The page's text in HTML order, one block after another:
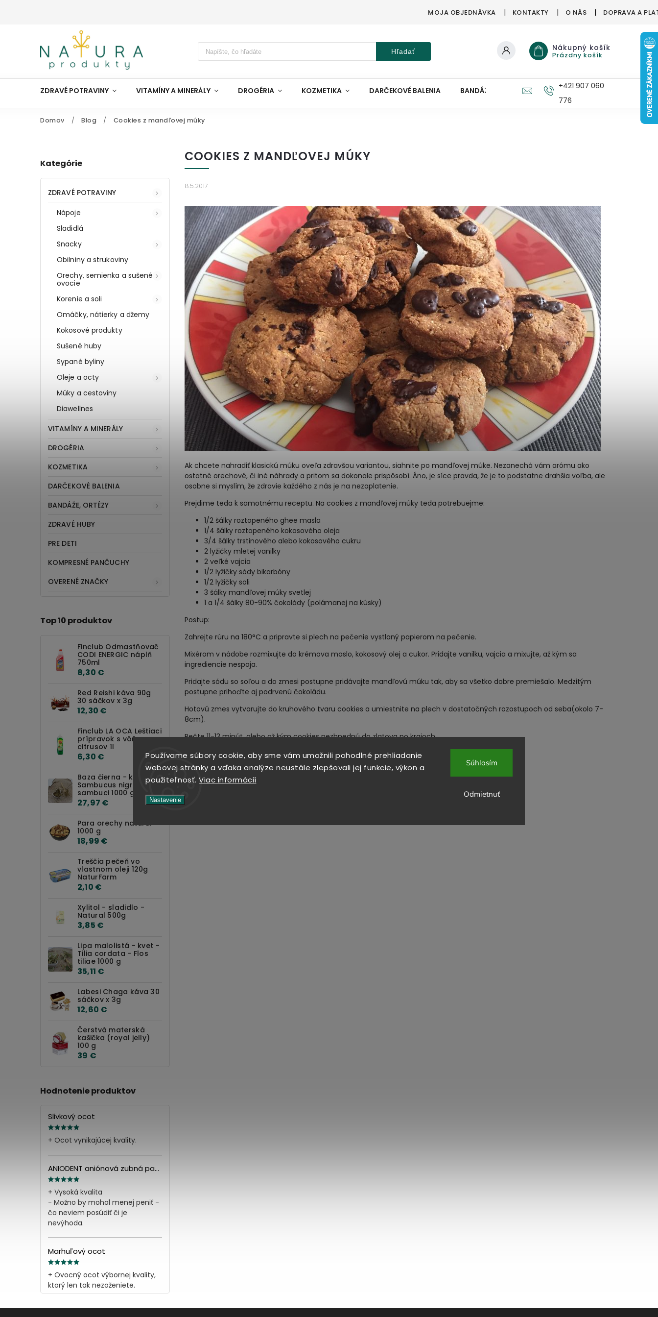
Používame súbory cookie, aby sme vám umožnili pohodlné prehliadanie
webovej stránky a vďaka analýze neustále zlepšovali jej funkcie, výkon a
použiteľnosť. Viac informácií
Nastavenie
Odmietnuť
Súhlasím
MOJA OBJEDNÁVKA KONTAKTY O NÁS DOPRAVA A
Hľadať Nákupný košík
Prázdny košík
ZDRAVÉ POTRAVINY VITAMÍNY A MINERÁLY DROGÉRIA KOZMETIKA DARČEKOVÉ BALENIA BANDÁŽE, ORTÉZY ZDRAVÉ HUBY
+421 907 060
776
Domov / Blog / Cookies z mandľovej múky
Kategórie
ZDRAVÉ POTRAVINY
Nápoje
Sladidlá
Snacky
Obilniny a strukoviny
Orechy, semienka a sušené
ovocie
Korenie a soli
Omáčky, nátierky a džemy
Kokosové produkty
Sušené huby
Sypané byliny
Oleje a octy
Múky a cestoviny
Diawellnes
VITAMÍNY A MINERÁLY
DROGÉRIA
KOZMETIKA
DARČEKOVÉ BALENIA
BANDÁŽE, ORTÉZY
ZDRAVÉ HUBY
PRE DETI
KOMPRESNÉ PANČUCHY
OVERENÉ ZNAČKY
Top 10 produktov
Finclub Odmastňovač
CODI ENERGIC náplň
750ml
8,30 €
Red Reishi káva 90g
30 sáčkov x 3g
12,30 €
Finclub LA OCA Leštiaci
prípravok s vôňou
citrusov 1l
6,30 €
Baza čierna - kvet -
Sambucus nigra - Flos
sambuci 1000 g
27,97 €
Para orechy natural
1000 g
18,99 €
Treščia pečeň vo
vlastnom oleji 120g
NaturFarm
2,10 €
Xylitol - sladidlo -
Natural 500g
3,85 €
Lipa malolistá - kvet -
Tilia cordata - Flos
tiliae 1000 g
35,11 €
Labesi Chaga káva 30
sáčkov x 3g
12,60 €
Čerstvá materská
kašička (royal jelly)
100 g
39 €
Hodnotenie produktov
Slivkový ocot
+ Ocot vynikajúcej kvality.
ANIODENT aniónová zubná pasta s minerálnymi soľami 165g
+ Vysoká kvalita
- Možno by mohol menej peniť -
čo neviem posúdiť či je
nevýhoda.
Marhuľový ocot
+ Ovocný ocot výbornej kvality,
ktorý len tak nezoženiete.
COOKIES Z MANDĽOVEJ MÚKY
8.5.2017
Ak chcete nahradiť klasickú múku oveľa zdravšou variantou, siahnite po mandľovej múke. Nezanechá vám arómu ako
ostatné orechové, či iné náhrady a pritom sa dokonale prispôsobí. Áno, je síce pravda, že je to podstatne drahšia voľba, ale
osobne si myslím, že zdravie každého z nás je na nezaplatenie.
Prejdime teda k samotnému receptu. Na cookies z mandľovej múky teda potrebuejme:
1/2 šálky roztopeného ghee masla
1/4 šálky roztopeného kokosového oleja
3/4 šálky trstinového alebo kokosového cukru
2 lyžičky mletej vanilky
2 veľké vajcia
1/2 lyžičky sódy bikarbóny
1/2 lyžičky soli
3 šálky mandľovej múky svetlej
1 a 1/4 šálky 80-90% čokolády (polámanej na kúsky)
Postup:
Zahrejte rúru na 180°C a pripravte si plech na pečenie vystlaný papierom na pečenie.
Mixérom v nádobe rozmixujte do krémova maslo, kokosový olej a cukor. Pridajte vanilku, vajcia a mixujte, až kým sa
ingrediencie nespoja.
Pridajte sódu so soľou a do zmesi postupne pridávajte mandľovú múku tak, aby sa všetko dobre premiešalo. Medzitým
postupne prihoďte aj podrvenú čokoládu.
Hotovú zmes vytvarujte do kruhového tvaru cookies a umiestnite na plech v dostatočných rozostupoch od seba(okolo 7-
8cm).
Pečte 11-13 minút, alebo až kým cookies nezhnednú do zlatova po krajoch.
V tomto recepte viete nahradiť cukor aj diabetickou variantou - xylitolom alebo erythritolom.
Prajeme dobrú chuť!